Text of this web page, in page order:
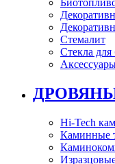
Стемалит
Стекла
Hi-Tech
Каминные